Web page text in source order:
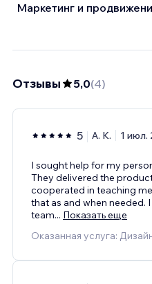
Маркетинг и
Отзывы 5,0(4)
5 A. K. 1 июл.
I sought help for my
They delivered the
cooperated in teaching
that as and when needed.
team... Показать еще
Оказанная услуга: